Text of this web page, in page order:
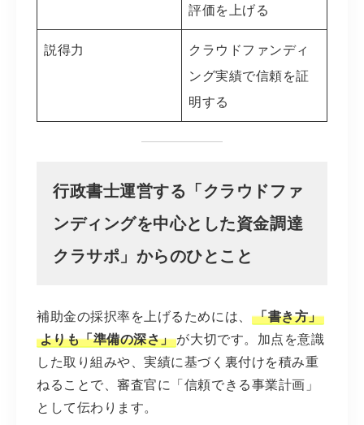
評価を上げる
説得力
クラウドファンディ
ング実績で信頼を証
明する
行政書士運営する「クラウドファ
ンディングを中心とした資金調達
クラサポ」からのひとこと
補助金の採択率を上げるためには、
「書き方」
よりも「準備の深さ」 が大切です。加点を意識
した取り組みや、実績に基づく裏付けを積み重
ねることで、審査官に「信頼できる事業計画」
として伝わります。